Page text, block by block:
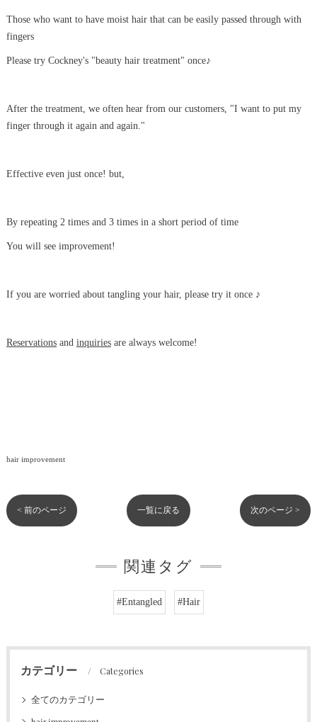
Those who want to have moist hair that can be easily passed through with
fingers
Please try Cockney's "beauty hair treatment" once♪
After the treatment, we often hear from our customers, "I want to put my
finger through it again and again."
Effective even just once! but,
By repeating 2 times and 3 times in a short period of time
You will see improvement!
If you are worried about tangling your hair, please try it once ♪
Reservationsand inquiriesare always welcome!
hair improvement
< 前のページ 一覧に戻る 次のページ >
関連タグ
#Entangled #Hair
カテゴリー Categories
全てのカテゴリー